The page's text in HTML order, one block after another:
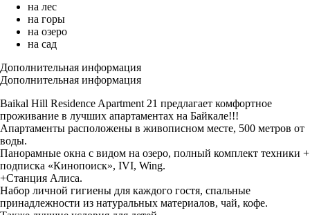
на лес
на горы
на озеро
на сад
Дополнительная информация
Дополнительная информация
Baikal Hill Residence Apartment 21 предлагает комфортное
проживание в лучших апартаментах на Байкале!!!
Апартаменты расположены в живописном месте, 500 метров от
воды.
Панорамные окна с видом на озеро, полный комплект техники +
подписка «Кинопоиск», IVI, Wing.
+Станция Алиса.
Набор личной гигиены для каждого гостя, спальные
принадлежности из натуральных материалов, чай, кофе.